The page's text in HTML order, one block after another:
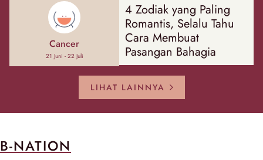
Cancer
21 Juni - 22 Juli
4 Zodiak yang Paling
Romantis, Selalu Tahu
Cara Membuat
Pasangan Bahagia
LIHAT LAINNYA
B-NATION